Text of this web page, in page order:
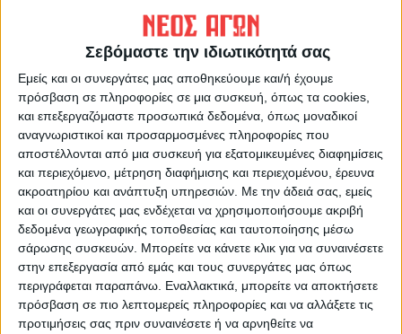
Σεβόμαστε την ιδιωτικότητά σας
Εμείς και οι συνεργάτες μας αποθηκεύουμε και/ή έχουμε
πρόσβαση σε πληροφορίες σε μια συσκευή, όπως τα cookies,
και επεξεργαζόμαστε προσωπικά δεδομένα, όπως μοναδικοί
αναγνωριστικοί και προσαρμοσμένες πληροφορίες που
αποστέλλονται από μια συσκευή για εξατομικευμένες διαφημίσεις
και περιεχόμενο, μέτρηση διαφήμισης και περιεχομένου, έρευνα
ακροατηρίου και ανάπτυξη υπηρεσιών. Με την άδειά σας, εμείς
και οι συνεργάτες μας ενδέχεται να χρησιμοποιήσουμε ακριβή
δεδομένα γεωγραφικής τοποθεσίας και ταυτοποίησης μέσω
σάρωσης συσκευών. Μπορείτε να κάνετε κλικ για να συναινέσετε
στην επεξεργασία από εμάς και τους συνεργάτες μας όπως
περιγράφεται παραπάνω. Εναλλακτικά, μπορείτε να αποκτήσετε
πρόσβαση σε πιο λεπτομερείς πληροφορίες και να αλλάξετε τις
προτιμήσεις σας πριν συναινέσετε ή να αρνηθείτε να
συνεργασία των υπηρεσιών με τους
εργαζόμενους της σχολικής μονάδος.